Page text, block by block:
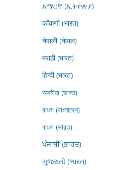
አማርኛ (ኢትዮጵያ)
कोंकणी (भारत)
नेपाली (नेपाल)
मराठी (भारत)
हिन्दी (भारत)
অসমীয়া (ভাৰত)
বাংলা (বাংলাদেশ)
বাংলা (ভারত)
ਪੰਜਾਬੀ (ਭਾਰਤ)
ગુજરાતી (ભારત)